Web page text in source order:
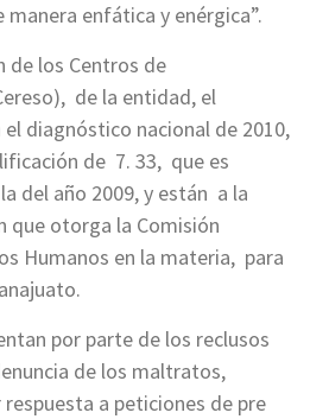
manera enfática y enérgica”.
de los Centros de
de la entidad, el
diagnóstico nacional de 2010,
de 7. 33, que es
del año 2009, y están a la
que otorga la Comisión
Humanos en la materia, para
por parte de los reclusos
de los maltratos,
a peticiones de pre